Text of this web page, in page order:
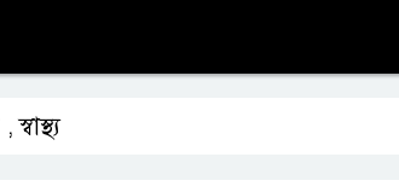
,স্বাস্থ্য